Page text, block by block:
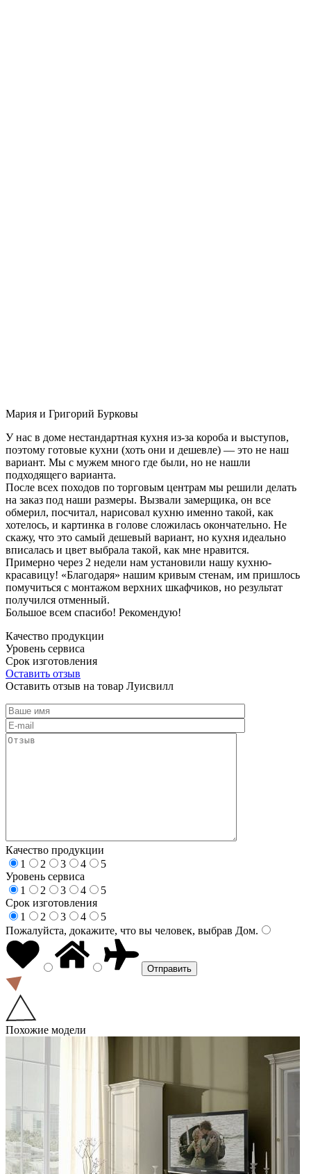
Мария и Григорий Бурковы
У нас в доме нестандартная кухня из-за короба и выступов,
поэтому готовые кухни (хоть они и дешевле) — это не наш
вариант. Мы с мужем много где были, но не нашли
подходящего варианта.
После всех походов по торговым центрам мы решили делать
на заказ под наши размеры. Вызвали замерщика, он все
обмерил, посчитал, нарисовал кухню именно такой, как
хотелось, и картинка в голове сложилась окончательно. Не
скажу, что это самый дешевый вариант, но кухня идеально
вписалась и цвет выбрала такой, как мне нравится.
Примерно через 2 недели нам установили нашу кухню-
красавицу! «Благодаря» нашим кривым стенам, им пришлось
помучиться с монтажом верхних шкафчиков, но результат
получился отменный.
Большое всем спасибо! Рекомендую!
Качество продукции
Уровень сервиса
Срок изготовления
Оставить отзыв
Оставить отзыв на товар Луисвилл
Качество продукции
1
2 3 4
5
Уровень сервиса
1
2 3 4
5
Срок изготовления
1
2 3 4
5
Пожалуйста, докажите, что вы человек, выбрав Дом.
Похожие модели